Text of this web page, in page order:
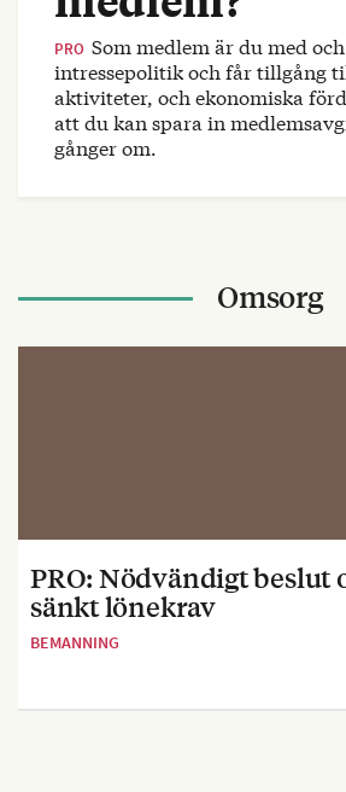
PRO Som medlem är du med
intressepolitik och får tillgång
aktiviteter, och ekonomiska
att du kan spara in
gånger om.
Omsorg
PRO: Nödvändigt beslut
sänkt lönekrav
BEMANNING